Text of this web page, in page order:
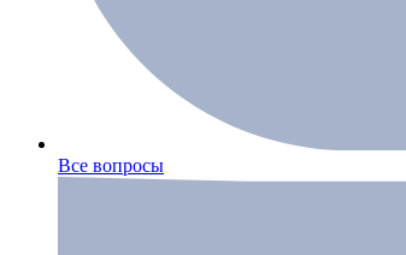
Все вопросы